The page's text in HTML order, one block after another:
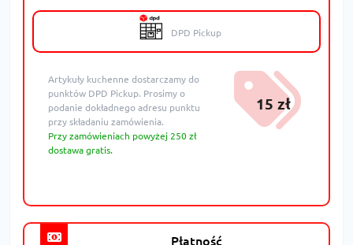
DPD Pickup
Artykuły kuchenne dostarczamy do
punktów DPD Pickup. Prosimy o
podanie dokładnego adresu punktu
przy składaniu zamówienia.
Przy zamówieniach powyżej 250 zł
dostawa gratis.
15 zł
Płatność